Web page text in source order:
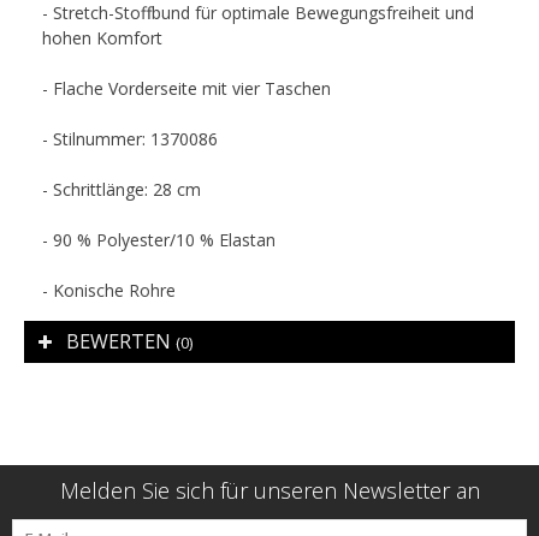
- Stretch-Stoffbund für optimale Bewegungsfreiheit und
hohen Komfort
- Flache Vorderseite mit vier Taschen
- Stilnummer: 1370086
- Schrittlänge: 28 cm
- 90 % Polyester/10 % Elastan
- Konische Rohre
BEWERTEN (0)
Melden Sie sich für unseren Newsletter an